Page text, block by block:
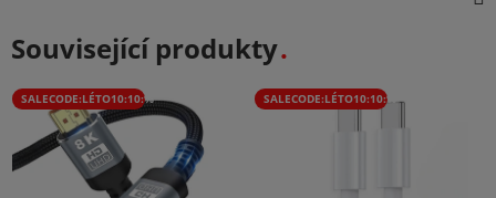
Související produkty
SALECODE:LÉTO10:10:% SALECODE:LÉTO10:10:%